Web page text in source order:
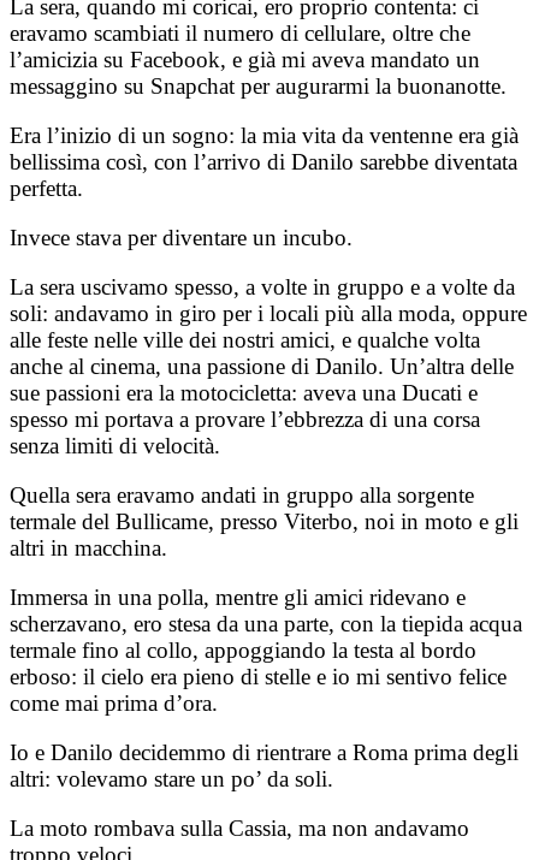
La sera, quando mi coricai, ero proprio contenta: ci
eravamo scambiati il numero di cellulare, oltre che
l’amicizia su Facebook, e già mi aveva mandato un
messaggino su Snapchat per augurarmi la buonanotte.
Era l’inizio di un sogno: la mia vita da ventenne era già
bellissima così, con l’arrivo di Danilo sarebbe diventata
perfetta.
Invece stava per diventare un incubo.
La sera uscivamo spesso, a volte in gruppo e a volte da
soli: andavamo in giro per i locali più alla moda, oppure
alle feste nelle ville dei nostri amici, e qualche volta
anche al cinema, una passione di Danilo. Un’altra delle
sue passioni era la motocicletta: aveva una Ducati e
spesso mi portava a provare l’ebbrezza di una corsa
senza limiti di velocità.
Quella sera eravamo andati in gruppo alla sorgente
termale del Bullicame, presso Viterbo, noi in moto e gli
altri in macchina.
Immersa in una polla, mentre gli amici ridevano e
scherzavano, ero stesa da una parte, con la tiepida acqua
termale fino al collo, appoggiando la testa al bordo
erboso: il cielo era pieno di stelle e io mi sentivo felice
come mai prima d’ora.
Io e Danilo decidemmo di rientrare a Roma prima degli
altri: volevamo stare un po’ da soli.
La moto rombava sulla Cassia, ma non andavamo